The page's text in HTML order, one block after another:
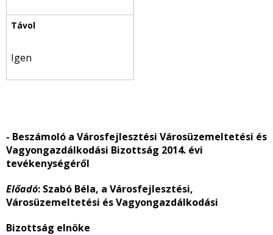
Igen
- Beszámoló a Városfejlesztési Városüzemeltetési és
Vagyongazdálkodási Bizottság 2014. évi
tevékenységéről
Előadó: Szabó Béla, a Városfejlesztési,
Városüzemeltetési és Vagyongazdálkodási
Bizottság elnöke